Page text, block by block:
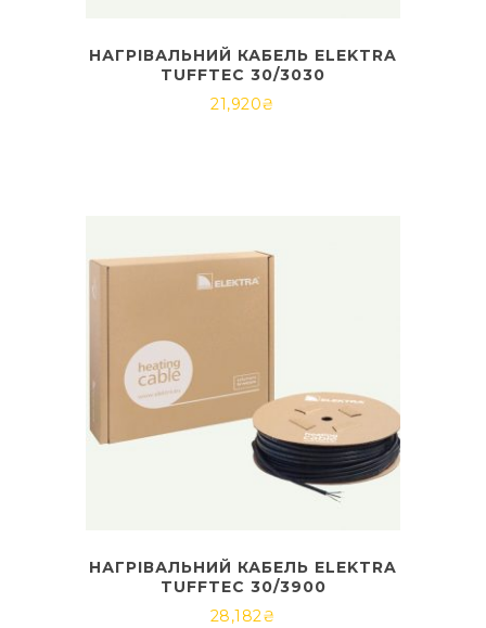
НАГРІВАЛЬНИЙ КАБЕЛЬ ELEKTRA
TUFFTEC 30/3030
21,920₴
НАГРІВАЛЬНИЙ КАБЕЛЬ ELEKTRA
TUFFTEC 30/3900
28,182₴